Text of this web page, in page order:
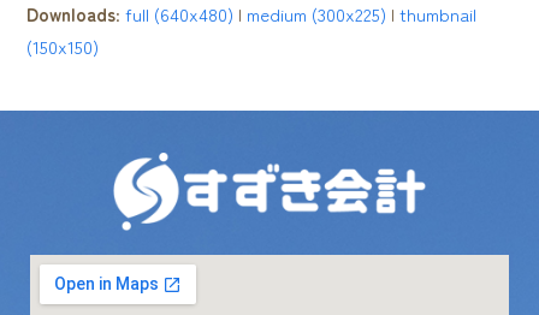
Downloads:full (640x480) | medium (300x225) |thumbnail
(150x150)